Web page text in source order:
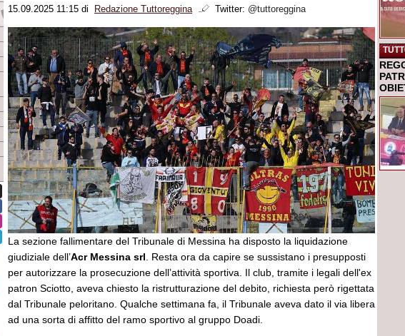
15.09.2025 11:15 di Redazione Tuttoreggina Twitter: @tuttoreggina
La sezione fallimentare del Tribunale di Messina ha disposto la liquidazione
giudiziale dell’AcrMessina srl . Resta ora da capire se sussistano i presupposti
per autorizzare la prosecuzione dell’attività sportiva. Il club, tramite i legali dell'ex
patron Sciotto, aveva chiesto la ristrutturazione del debito, richiesta però rigettata
dal Tribunale peloritano. Qualche settimana fa, il Tribunale aveva dato il via libera
ad una sorta di affitto del ramo sportivo al gruppo Doadi.